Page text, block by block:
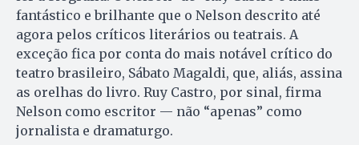
fantástico e brilhante que o Nelson descrito até
agora pelos críticos literários ou teatrais. A
exceção fica por conta do mais notável crítico do
teatro brasileiro, Sábato Magaldi, que, aliás, assina
as orelhas do livro. Ruy Castro, por sinal, firma
Nelson como escritor — não “apenas” como
jornalista e dramaturgo.